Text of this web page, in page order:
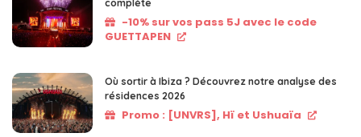
complète
-10% sur vos pass 5J avec le code
GUETTAPEN
Où sortir à Ibiza ? Découvrez notre analyse des
résidences 2026
Promo : [UNVRS], Hï et Ushuaïa